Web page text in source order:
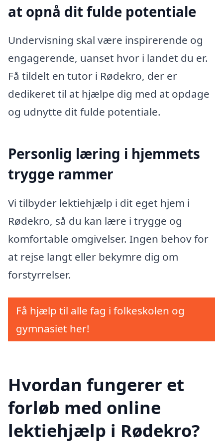
at opnå dit fulde potentiale
Undervisning skal være inspirerende og
engagerende, uanset hvor i landet du er.
Få tildelt en tutor i Rødekro, der er
dedikeret til at hjælpe dig med at opdage
og udnytte dit fulde potentiale.
Personlig læring i hjemmets
trygge rammer
Vi tilbyder lektiehjælp i dit eget hjem i
Rødekro, så du kan lære i trygge og
komfortable omgivelser. Ingen behov for
at rejse langt eller bekymre dig om
forstyrrelser.
Få hjælp til alle fag i folkeskolen og
gymnasiet her!
Hvordan fungerer et
forløb med online
lektiehjælp i Rødekro?